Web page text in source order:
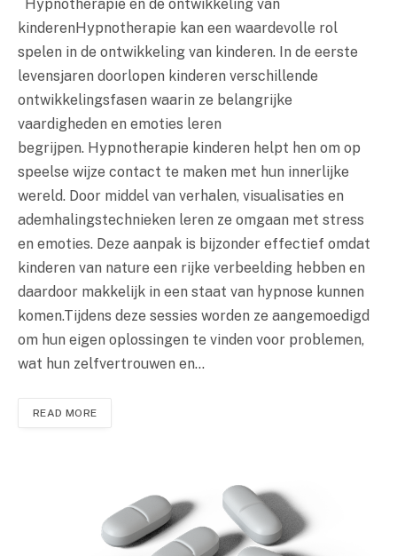
Hypnotherapie en de ontwikkeling van
kinderenHypnotherapie kan een waardevolle rol
spelen in de ontwikkeling van kinderen. In de eerste
levensjaren doorlopen kinderen verschillende
ontwikkelingsfasen waarin ze belangrijke
vaardigheden en emoties leren
begrijpen. Hypnotherapie kinderen helpt hen om op
speelse wijze contact te maken met hun innerlijke
wereld. Door middel van verhalen, visualisaties en
ademhalingstechnieken leren ze omgaan met stress
en emoties. Deze aanpak is bijzonder effectief omdat
kinderen van nature een rijke verbeelding hebben en
daardoor makkelijk in een staat van hypnose kunnen
komen.Tijdens deze sessies worden ze aangemoedigd
om hun eigen oplossingen te vinden voor problemen,
wat hun zelfvertrouwen en…
READ MORE